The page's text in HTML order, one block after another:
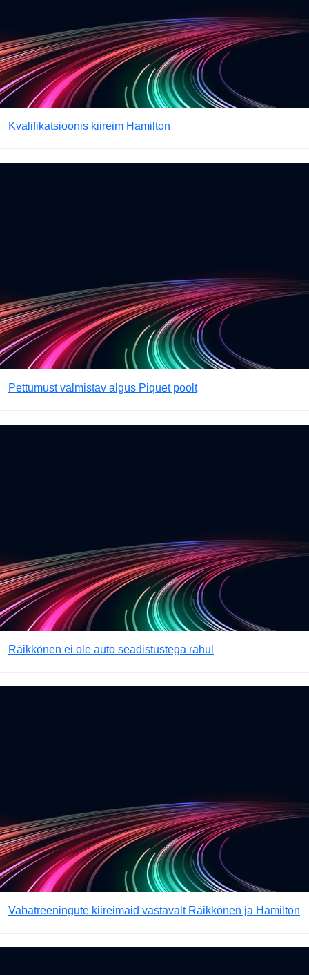
Kvalifikatsioonis kiireim Hamilton
Pettumust valmistav algus Piquet poolt
Räikkönen ei ole auto seadistustega rahul
Vabatreeningute kiireimaid vastavalt Räikkönen ja Hamilton